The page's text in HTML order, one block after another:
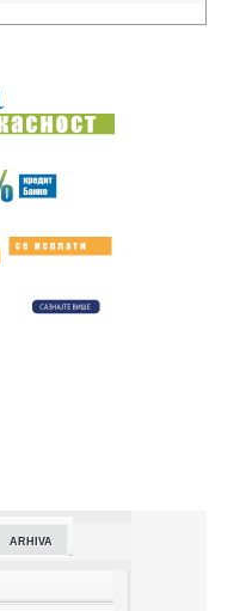
вам ...
rada koncertom u
– Baba se oprostio od
doslednu podršku
premijera u Italiji
ARHIVA